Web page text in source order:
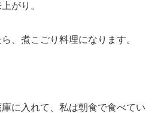
がり。
、煮こごり料理になります。
に入れて、私は朝食で食べてい